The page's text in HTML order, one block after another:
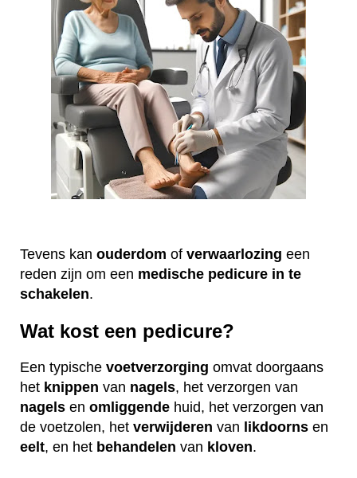
Tevens kan ouderdom of verwaarlozing een
reden zijn om een medische pedicure in te
schakelen.
Wat kost een pedicure?
Een typische voetverzorging omvat doorgaans
het knippen van nagels, het verzorgen van
nagels en omliggende huid, het verzorgen van
de voetzolen, het verwijderen van likdoorns en
eelt, en het behandelen van kloven.